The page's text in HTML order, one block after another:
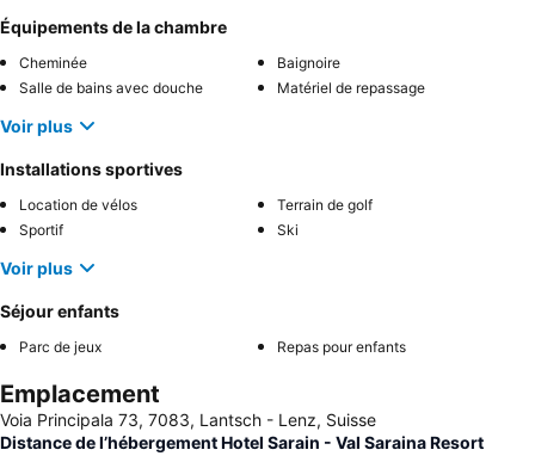
Équipements de la chambre
Cheminée
Baignoire
Salle de bains avec douche
Matériel de repassage
Voir plus
Installations sportives
Location de vélos
Terrain de golf
Sportif
Ski
Voir plus
Séjour enfants
Parc de jeux Repas pour enfants
Emplacement
Voia Principala 73, 7083, Lantsch - Lenz, Suisse
Distance de l’hébergement Hotel Sarain - Val Saraina Resort